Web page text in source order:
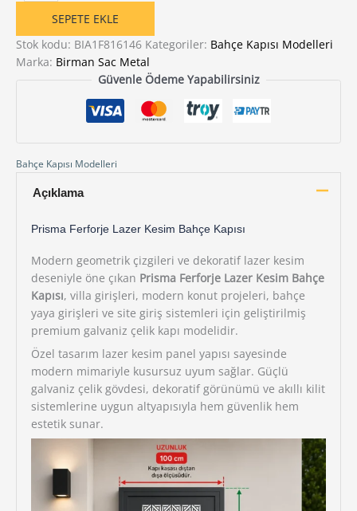
Kesim
Bahçe
Kapısı
adet
SEPETE EKLE
Stok kodu: BIA1F816146 Kategoriler: Bahçe Kapısı Modelleri
Marka: Birman Sac Metal
Güvenle Ödeme Yapabilirsiniz
Bahçe Kapısı Modelleri
Açıklama
Prisma Ferforje Lazer Kesim Bahçe Kapısı
Modern geometrik çizgileri ve dekoratif lazer kesim
deseniyle öne çıkan Prisma Ferforje Lazer Kesim Bahçe
Kapısı, villa girişleri, modern konut projeleri, bahçe
yaya girişleri ve site giriş sistemleri için geliştirilmiş
premium galvaniz çelik kapı modelidir.
Özel tasarım lazer kesim panel yapısı sayesinde
modern mimariyle kusursuz uyum sağlar. Güçlü
galvaniz çelik gövdesi, dekoratif görünümü ve akıllı kilit
sistemlerine uygun altyapısıyla hem güvenlik hem
estetik sunar.